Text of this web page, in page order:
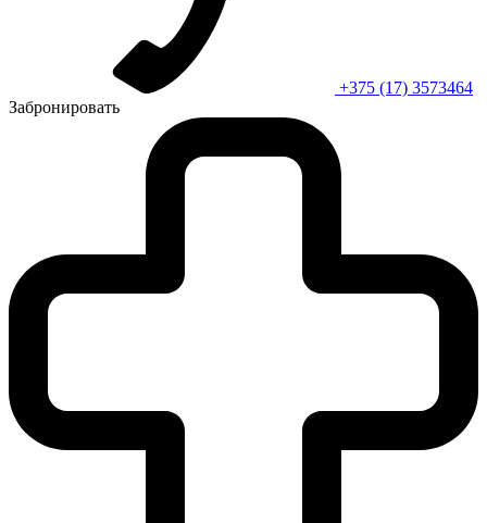
+375 (17) 3573464
Забронировать